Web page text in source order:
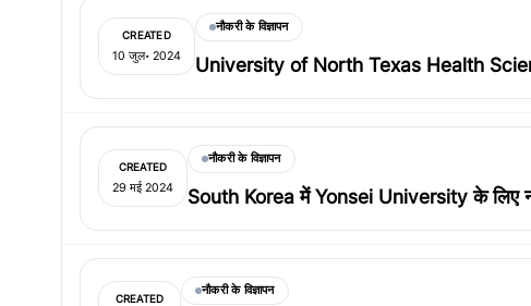
CREATED
10 जुल॰ 2024
नौकरी के विज्ञापन
University of North Texas Health
CREATED
29 मई 2024
नौकरी के विज्ञापन
South Korea में Yonsei University के लिए
CREATED
नौकरी के विज्ञापन